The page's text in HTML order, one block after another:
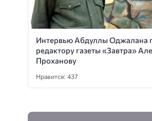
Интервью Абдуллы Оджалана
редактору газеты «Завтра»
Проханову
Нравится: 437